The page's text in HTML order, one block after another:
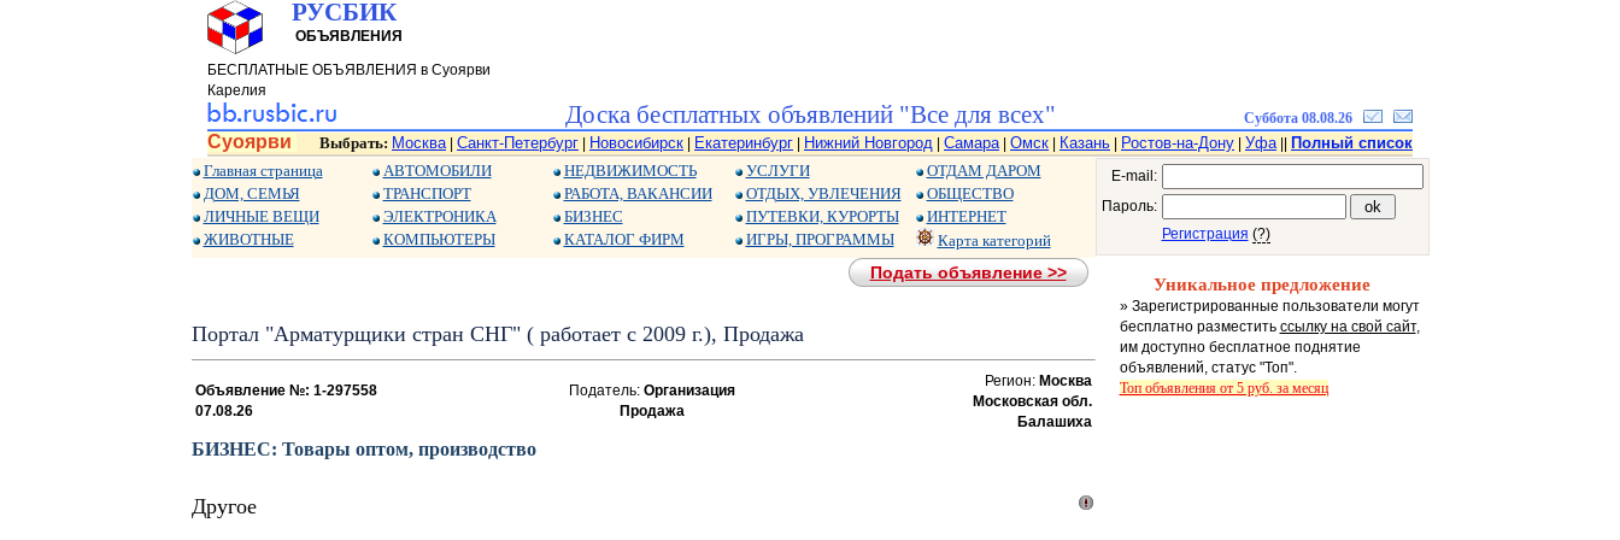
РУСБИК
ОБЪЯВЛЕНИЯ
БЕСПЛАТНЫЕ ОБЪЯВЛЕНИЯ в Суоярви
Карелия
Доска бесплатных объявлений "Все для всех" Суббота 08.08.26
Суоярви Выбрать: Москва| Санкт-Петербург Новосибирск Екатеринбург Нижний Новгород Самара| Омск Казань Ростов-на-Дону Уфа||
Полный список
Главная страница
ДОМ, СЕМЬЯ
ЛИЧНЫЕ ВЕЩИ
ЖИВОТНЫЕ
АВТОМОБИЛИ
ТРАНСПОРТ
ЭЛЕКТРОНИКА
КОМПЬЮТЕРЫ
НЕДВИЖИМОСТЬ
РАБОТА, ВАКАНСИИ
БИЗНЕС
КАТАЛОГ ФИРМ
УСЛУГИ
ОТДЫХ, УВЛЕЧЕНИЯ
ПУТЕВКИ, КУРОРТЫ
ИГРЫ, ПРОГРАММЫ
ОТДАМ ДАРОМ
ОБЩЕСТВО
ИНТЕРНЕТ
Карта категорий
Подать объявление >>
Портал "Арматурщики стран СНГ" ( работает с 2009 г.), Продажа
Объявление №: 1-297558
07.08.26
Податель: Организация
Продажа
Регион: Москва
Московская обл.
Балашиха
БИЗНЕС: Товары оптом, производство
Другое
E-mail:
Пароль:
Регистрация (?)
Уникальное предложение
» Зарегистрированные пользователи могут
бесплатно разместить ссылку на свой сайт,
им доступно бесплатное поднятие
объявлений, статус "Топ".
Топ объявления от 5 руб. за месяц